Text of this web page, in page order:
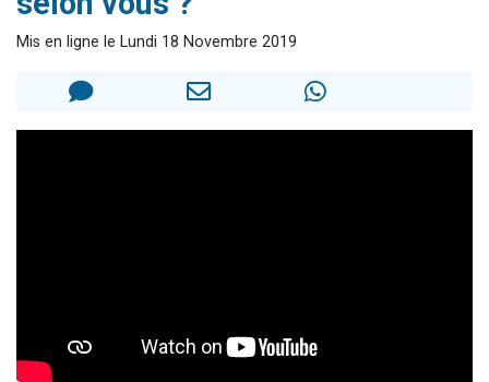
30 personnes viennent de faire un don pour Sauvez la jambe de Yohan
Il reste 49 places pour étudier en groupe sur Zoom
Mis en ligne le Lundi 18 Novembre 2019